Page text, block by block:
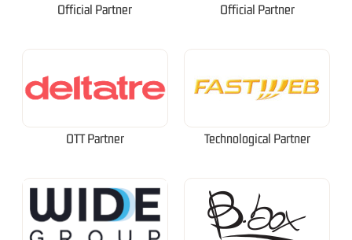
Official Partner Official Partner
OTT Partner Technological Partner